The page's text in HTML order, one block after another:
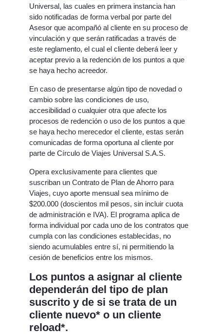
Universal, las cuales en primera instancia han
sido notificadas de forma verbal por parte del
Asesor que acompañó al cliente en su proceso de
vinculación y que serán ratificadas a través de
este reglamento, el cual el cliente deberá leer y
aceptar previo a la redención de los puntos a que
se haya hecho acreedor.
En caso de presentarse algún tipo de novedad o
cambio sobre las condiciones de uso,
accesibilidad o cualquier otra que afecte los
procesos de redención o uso de los puntos a que
se haya hecho merecedor el cliente, estas serán
comunicadas de forma oportuna al cliente por
parte de Círculo de Viajes Universal S.A.S.
Opera exclusivamente para clientes que
suscriban un Contrato de Plan de Ahorro para
Viajes, cuyo aporte mensual sea mínimo de
$200.000 (doscientos mil pesos, sin incluir cuota
de administración e IVA). El programa aplica de
forma individual por cada uno de los contratos que
cumpla con las condiciones establecidas, no
siendo acumulables entre sí, ni permitiendo la
cesión de beneficios entre los mismos.
Los puntos a asignar al cliente
dependerán del tipo de plan
suscrito y de si se trata de un
cliente nuevo* o un cliente
reload*.